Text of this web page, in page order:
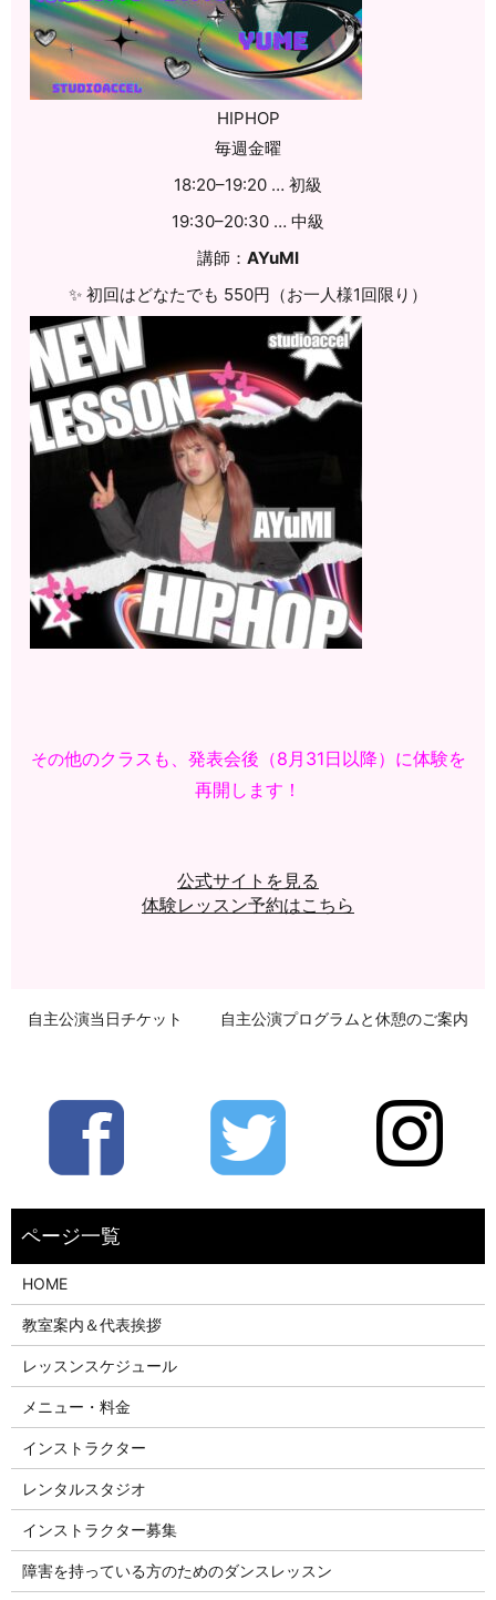
HIPHOP
毎週金曜
18:20–19:20 … 初級
19:30–20:30 … 中級
講師： AYuMI
✨ 初回はどなたでも 550円（お一人様1回限り）
その他のクラスも、発表会後（8月31日以降）に体験を
再開します！
公式サイトを見る
体験レッスン予約はこちら
自主公演当日チケット 自主公演プログラムと休憩のご案内
HOME
教室案内＆代表挨拶
レッスンスケジュール
メニュー・料金
インストラクター
レンタルスタジオ
インストラクター募集
障害を持っている方のためのダンスレッスン